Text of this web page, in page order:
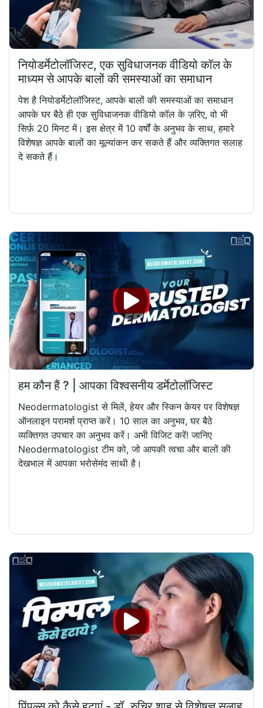
नियोडर्मेटोलॉजिस्ट, एक सुविधाजनक वीडियो कॉल के
माध्यम से आपके बालों की समस्याओं का समाधान
पेश है नियोडर्मेटोलॉजिस्ट, आपके बालों की समस्याओं का समाधान
आपके घर बैठे ही एक सुविधाजनक वीडियो कॉल के ज़रिए, वो भी
सिर्फ़ 20 मिनट में। इस क्षेत्र में 10 वर्षों के अनुभव के साथ, हमारे
विशेषज्ञ आपके बालों का मूल्यांकन कर सकते हैं और व्यक्तिगत सलाह
दे सकते हैं।
हम कौन हैं ? | आपका विश्वसनीय डर्मेटोलॉजिस्ट
Neodermatologist से मिलें, हेयर और स्किन केयर पर विशेषज्ञ
ऑनलाइन परामर्श प्राप्त करें। 10 साल का अनुभव, घर बैठे
व्यक्तिगत उपचार का अनुभव करें। अभी विजिट करें! जानिए
Neodermatologist टीम को, जो आपकी त्वचा और बालों की
देखभाल में आपका भरोसेमंद साथी है।